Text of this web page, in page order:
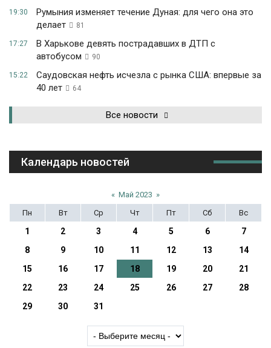
19:30
Румыния изменяет течение Дуная: для чего она это
делает
81
17:27
В Харькове девять пострадавших в ДТП с
автобусом
90
15:22
Саудовская нефть исчезла с рынка США: впервые за
40 лет
64
Все новости
Календарь новостей
« Май 2023 »
Пн
Вт Ср Чт Пт Сб Вс
1 2 3 4 5 6
7
8
9 10 11 12 13
14
15
16 17 18 19 20
21
22
23 24 25 26 27
28
29
30 31